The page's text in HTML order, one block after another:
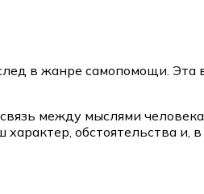
в жанре самопомощи.
между мыслями
обстоятельства и,